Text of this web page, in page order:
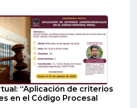
“Aplicación de criterios
en el Código Procesal